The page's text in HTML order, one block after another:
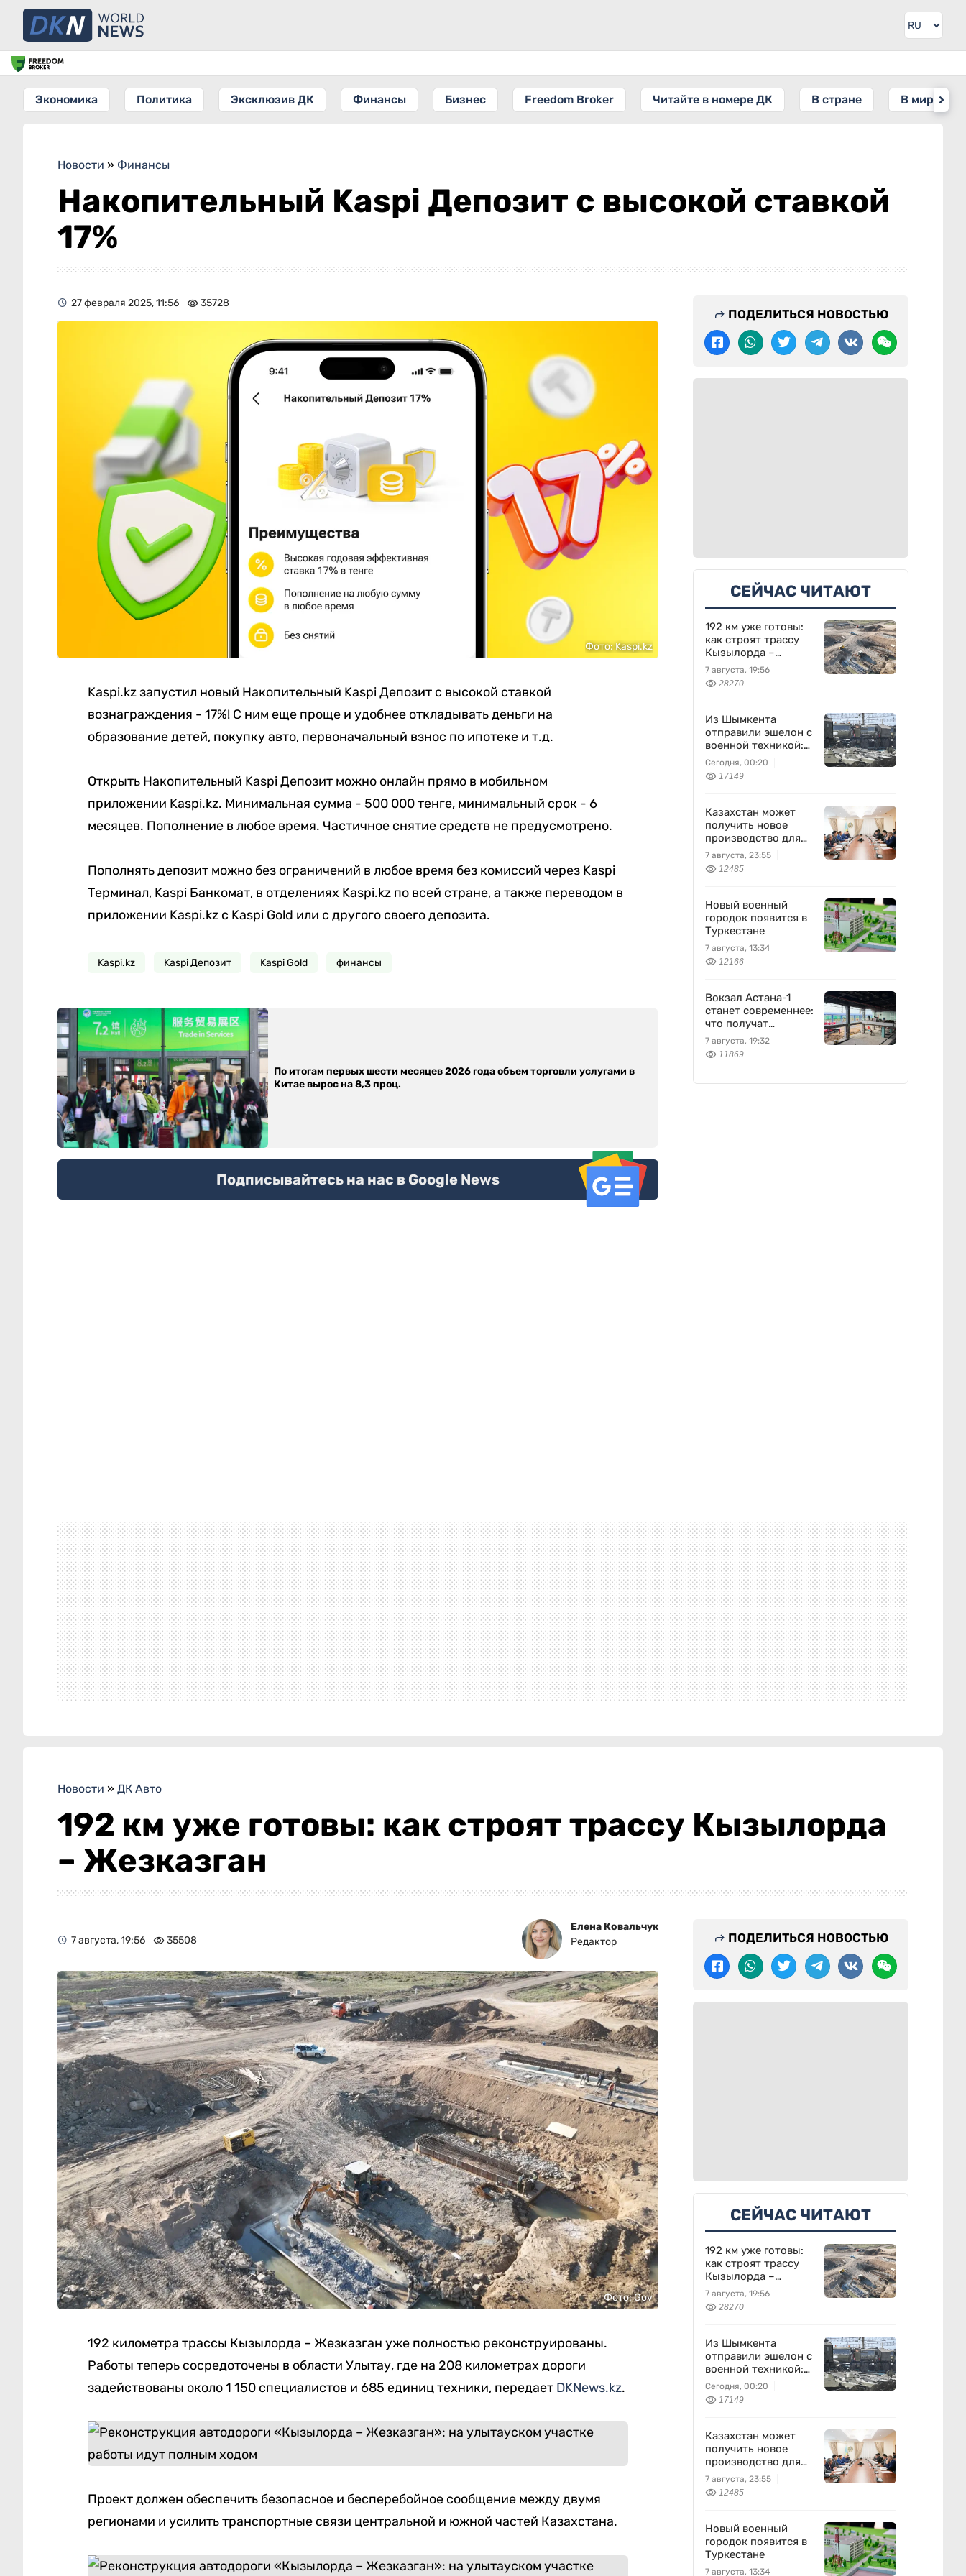
Экономика Политика Эксклюзив ДК Финансы Бизнес Freedom Broker Читайте в номере ДК В стране В мире
Новости » Финансы
Накопительный Kaspi Депозит с высокой ставкой
17%
27 февраля 2025, 11:56 35728
Фото: Kaspi.kz
Kaspi.kz запустил новый Накопительный Kaspi Депозит с высокой ставкой
вознаграждения - 17%! С ним еще проще и удобнее откладывать деньги на
образование детей, покупку авто, первоначальный взнос по ипотеке и т.д.
Открыть Накопительный Kaspi Депозит можно онлайн прямо в мобильном
приложении Kaspi.kz. Минимальная сумма - 500 000 тенге, минимальный срок - 6
месяцев. Пополнение в любое время. Частичное снятие средств не предусмотрено.
Пополнять депозит можно без ограничений в любое время без комиссий через Kaspi
Терминал, Kaspi Банкомат, в отделениях Kaspi.kz по всей стране, а также переводом в
приложении Kaspi.kz с Kaspi Gold или с другого своего депозита.
Kaspi.kz Kaspi Депозит Kaspi Gold финансы
По итогам первых шести месяцев 2026 года объем торговли услугами в
Китае вырос на 8,3 проц.
Подписывайтесь на нас в Google News
ПОДЕЛИТЬСЯ НОВОСТЬЮ
СЕЙЧАС ЧИТАЮТ
192 км уже готовы:
как строят трассу
Кызылорда –
Жезказган
7 августа, 19:56
28270
Из Шымкента
отправили эшелон с
военной техникой:
что известно
Сегодня, 00:20
17149
Казахстан может
получить новое
производство для
химпрома и
энергетики
7 августа, 23:55
12485
Новый военный
городок появится в
Туркестане
7 августа, 13:34
12166
Вокзал Астана-1
станет современнее:
что получат
пассажиры
7 августа, 19:32
11869
Новости » ДК Авто
192 км уже готовы: как строят трассу Кызылорда
– Жезказган
7 августа, 19:56 35508
Елена Ковальчук
Редактор
Фото: Gov
192 километра трассы Кызылорда – Жезказган уже полностью реконструированы.
Работы теперь сосредоточены в области Улытау, где на 208 километрах дороги
задействованы около 1 150 специалистов и 685 единиц техники, передает DKNews.kz.
Проект должен обеспечить безопасное и бесперебойное сообщение между двумя
регионами и усилить транспортные связи центральной и южной частей Казахстана.
ПОДЕЛИТЬСЯ НОВОСТЬЮ
СЕЙЧАС ЧИТАЮТ
192 км уже готовы:
как строят трассу
Кызылорда –
Жезказган
7 августа, 19:56
28270
Из Шымкента
отправили эшелон с
военной техникой:
что известно
Сегодня, 00:20
17149
Казахстан может
получить новое
производство для
химпрома и
энергетики
7 августа, 23:55
12485
Новый военный
городок появится в
Туркестане
7 августа, 13:34